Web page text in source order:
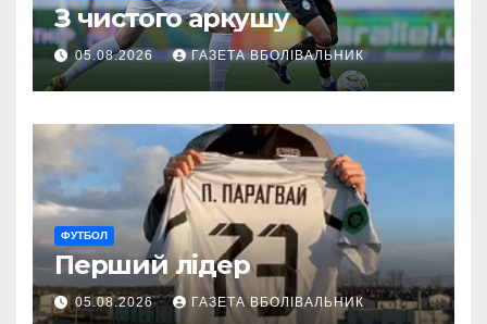
З чистого аркушу
05.08.2026 ГАЗЕТА ВБОЛІВАЛЬНИК
ФУТБОЛ
Перший лідер
05.08.2026 ГАЗЕТА ВБОЛІВАЛЬНИК